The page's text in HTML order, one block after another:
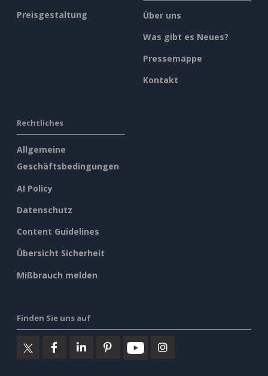
Preisgestaltung
Über uns
Was gibt es Neues?
Pressemappe
Kontakt
Rechtliches
Allgemeine
Geschäftsbedingungen
AI Policy
Datenschutz
Content Guidelines
Übersicht Sicherheit
Mißbrauch melden
Finden Sie uns auf